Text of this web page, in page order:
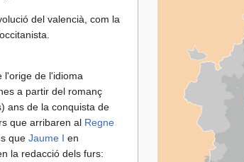
del valencià, com la
l'orige de l'idioma
a partir del romanç
ans de la conquista de
que arribaren al Regne
que Jaume I en
la redacció dels furs: